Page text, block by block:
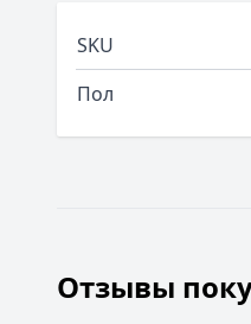
SKU
Пол
Отзывы